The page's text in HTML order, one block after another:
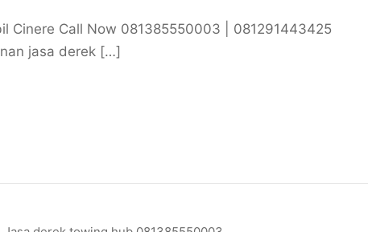
Cinere Call Now 081385550003 | 081291443425
jasa derek […]